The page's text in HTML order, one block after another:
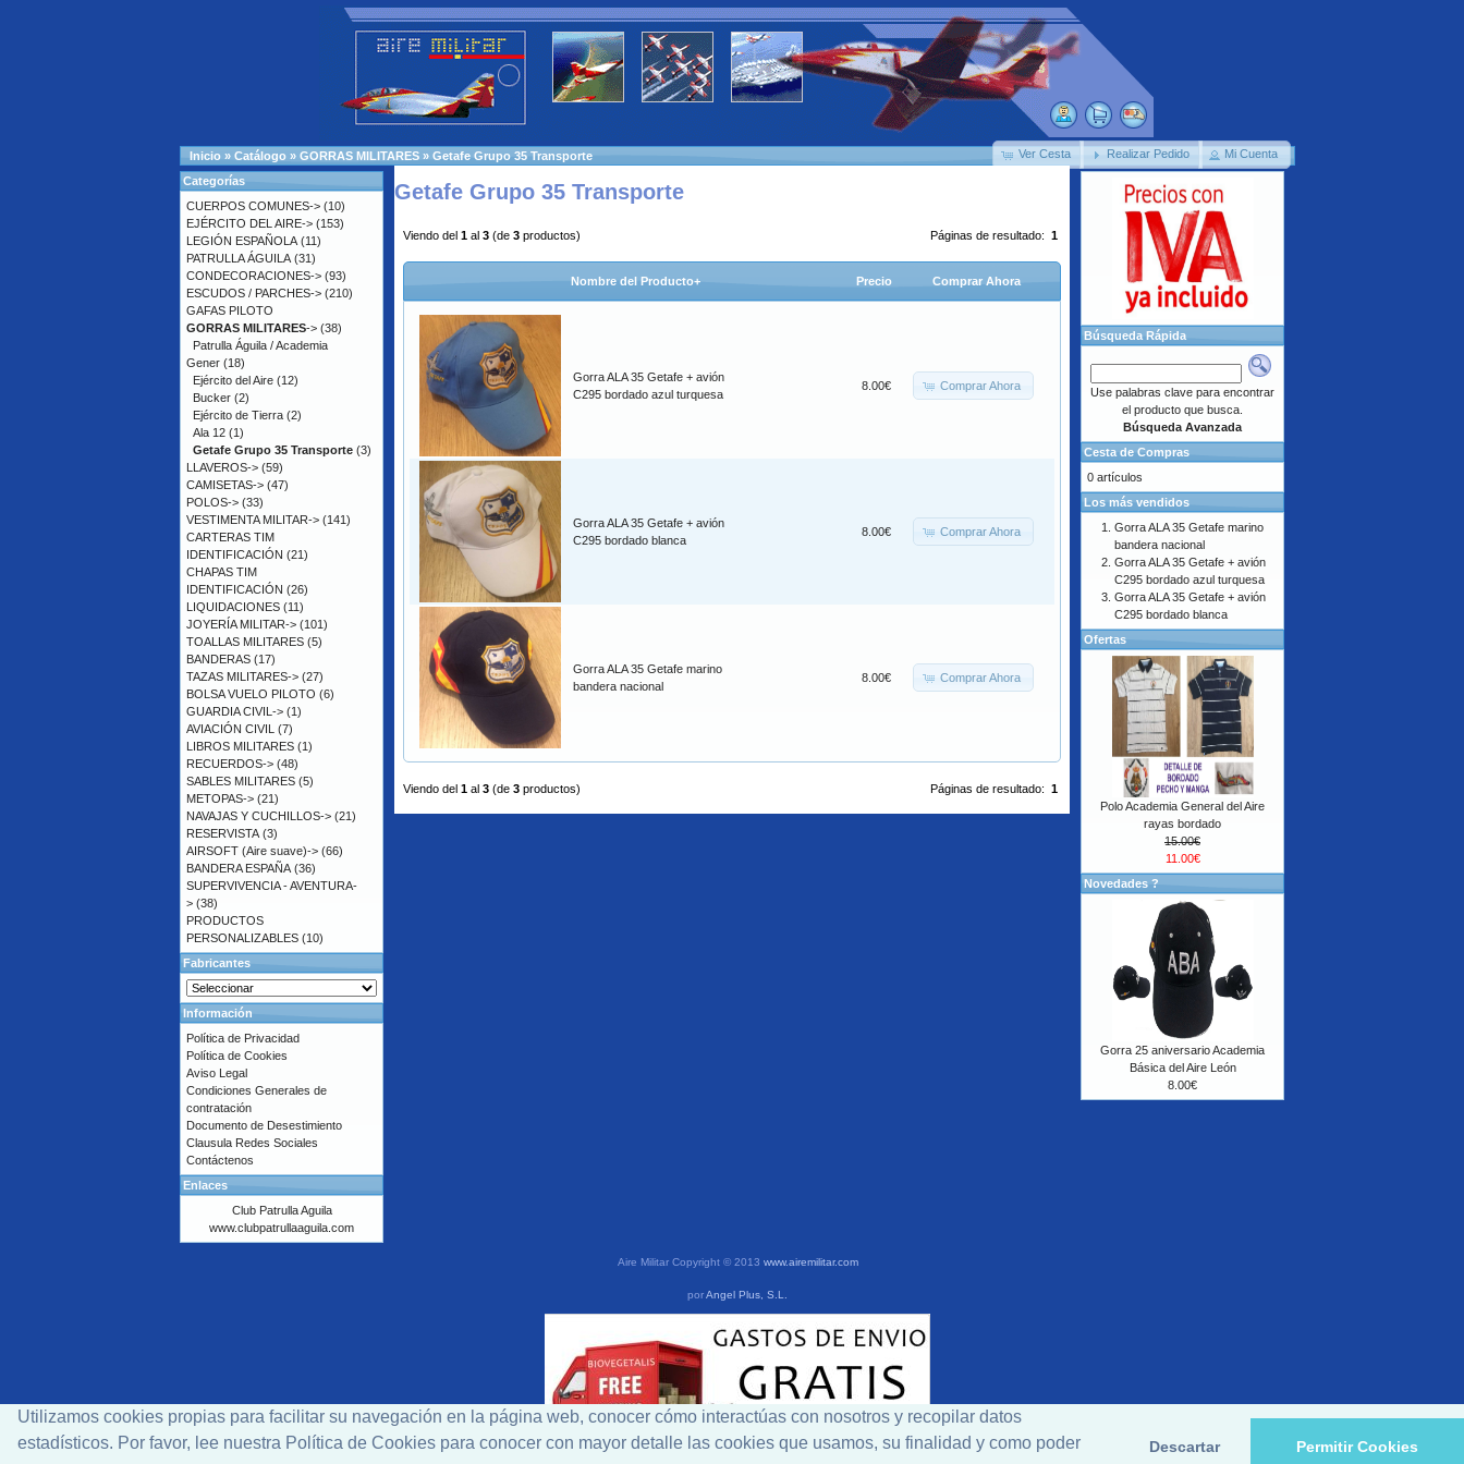
Utilizamos cookies propias para facilitar su navegación en la página web, conocer cómo interactúas con nosotros y recopilar datos
estadísticos. Por favor, lee nuestra Política de Cookies para conocer con mayor detalle las cookies que usamos, su finalidad y como poder
Descartar Permitir Cookies
Ver Cesta Realizar Pedido Mi Cuenta
Inicio » Catálogo » GORRAS MILITARES » Getafe Grupo 35 Transporte
Getafe Grupo 35 Transporte
Páginas de resultado: 1
Viendo del 1 al 3 (de 3 productos)
Nombre del Producto+ Precio Comprar Ahora
Gorra ALA 35 Getafe + avión
C295 bordado azul turquesa
8.00€ Comprar Ahora
Gorra ALA 35 Getafe + avión
C295 bordado blanca
8.00€ Comprar Ahora
Gorra ALA 35 Getafe marino
bandera nacional
8.00€ Comprar Ahora
Páginas de resultado: 1
Viendo del 1 al 3 (de 3 productos)
Categorías
CUERPOS COMUNES-> (10)
EJÉRCITO DEL AIRE-> (153)
LEGIÓN ESPAÑOLA (11)
PATRULLA ÁGUILA (31)
CONDECORACIONES-> (93)
ESCUDOS / PARCHES-> (210)
GAFAS PILOTO
GORRAS MILITARES-> (38)
Patrulla Águila / Academia
Gener (18)
Ejército del Aire (12)
Bucker (2)
Ejército de Tierra (2)
Ala 12 (1)
Getafe Grupo 35 Transporte (3)
LLAVEROS-> (59)
CAMISETAS-> (47)
POLOS-> (33)
VESTIMENTA MILITAR-> (141)
CARTERAS TIM
IDENTIFICACIÓN (21)
CHAPAS TIM
IDENTIFICACIÓN (26)
LIQUIDACIONES (11)
JOYERÍA MILITAR-> (101)
TOALLAS MILITARES (5)
BANDERAS (17)
TAZAS MILITARES-> (27)
BOLSA VUELO PILOTO (6)
GUARDIA CIVIL-> (1)
AVIACIÓN CIVIL (7)
LIBROS MILITARES (1)
RECUERDOS-> (48)
SABLES MILITARES (5)
METOPAS-> (21)
NAVAJAS Y CUCHILLOS-> (21)
RESERVISTA (3)
AIRSOFT (Aire suave)-> (66)
BANDERA ESPAÑA (36)
SUPERVIVENCIA - AVENTURA-
> (38)
PRODUCTOS
PERSONALIZABLES (10)
Fabricantes
Información
Política de Privacidad
Política de Cookies
Aviso Legal
Condiciones Generales de
contratación
Documento de Desestimiento
Clausula Redes Sociales
Contáctenos
Enlaces
Club Patrulla Aguila
www.clubpatrullaaguila.com
Búsqueda Rápida
Use palabras clave para encontrar
el producto que busca.
Búsqueda Avanzada
Cesta de Compras
0 artículos
Los más vendidos
Gorra ALA 35 Getafe marino
bandera nacional
Gorra ALA 35 Getafe + avión
C295 bordado azul turquesa
Gorra ALA 35 Getafe + avión
C295 bordado blanca
Ofertas
Polo Academia General del Aire
rayas bordado
15.00€
11.00€
Novedades ?
Gorra 25 aniversario Academia
Básica del Aire León
8.00€
Aire Militar Copyright © 2013 www.airemilitar.com
porAngel Plus, S.L.